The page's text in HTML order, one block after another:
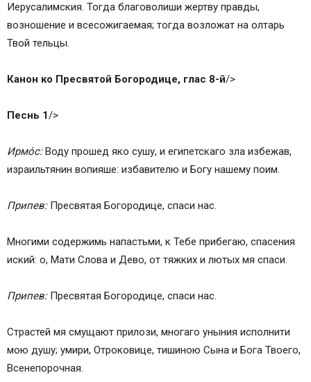
Иерусалимския. Тогда благоволиши жертву правды,
возношение и всесожигaемая; тогда возложaт на олтaрь
Твой тельцы.
Канон ко Пресвятой Богородице, глас 8-й/>
Песнь 1/>
Ирмо́с:Воду прошед яко сушу, и египетскаго зла избежaв,
изрaильтянин вопияше: избaвителю и Богу нашему поим.
Припев:Пресвятая Богородице, спаси нас.
Многими содержимь напaстьми, к Тебе прибегаю, спасения
иский: о, Мaти Слова и Дево, от тяжких и лютых мя спаси.
Припев:Пресвятая Богородице, спаси нас.
Страстей мя смущaют прилози, многаго уныния исполнити
мою душу; умири, Отроковице, тишиною Сына и Бога Твоего,
Всенепорочная.